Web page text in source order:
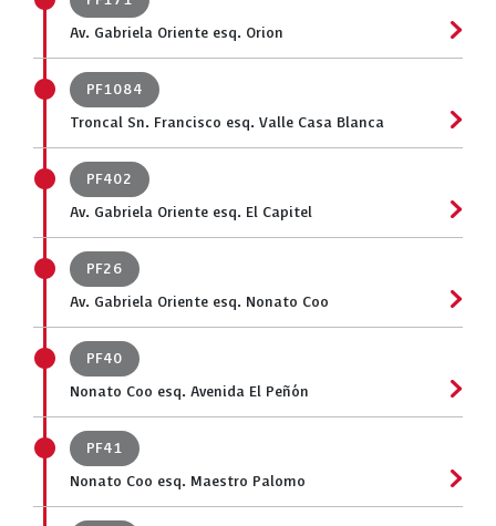
Av. Gabriela Oriente esq. Orion
PF1084
Troncal Sn. Francisco esq. Valle Casa Blanca
PF402
Av. Gabriela Oriente esq. El Capitel
PF26
Av. Gabriela Oriente esq. Nonato Coo
PF40
Nonato Coo esq. Avenida El Peñón
PF41
Nonato Coo esq. Maestro Palomo